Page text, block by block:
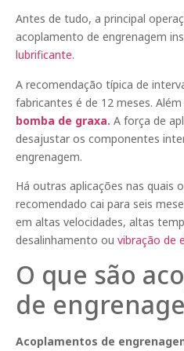
Antes de tudo, a principal
acoplamento de engrenagem
lubrificante.
A recomendação típica de
fabricantes é de 12 meses.
bomba de graxa. A força de
desajustar os componentes
engrenagem.
Há outras aplicações nas quais
recomendado cai para seis
em altas velocidades, altas
desalinhamento ou vibração de
O que são
de
Acoplamentos de